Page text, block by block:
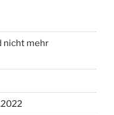
nicht mehr